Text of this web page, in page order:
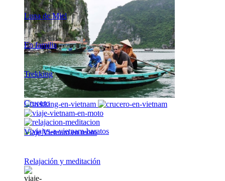
Luna de Miel
En familia
Trekking
Crucero
Viaje Vietnam en moto
Relajación y meditación